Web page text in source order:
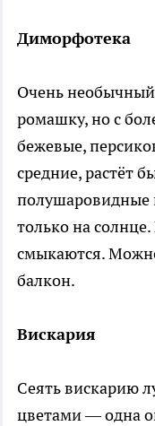
Диморфотека
Очень
ромашку, но с
бежевые,
средние, растёт
полушаровидные
только на
смыкаются.
балкон.
Вискария
Сеять вискарию
цветами — одна